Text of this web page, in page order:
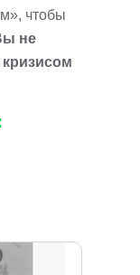
чтобы
не